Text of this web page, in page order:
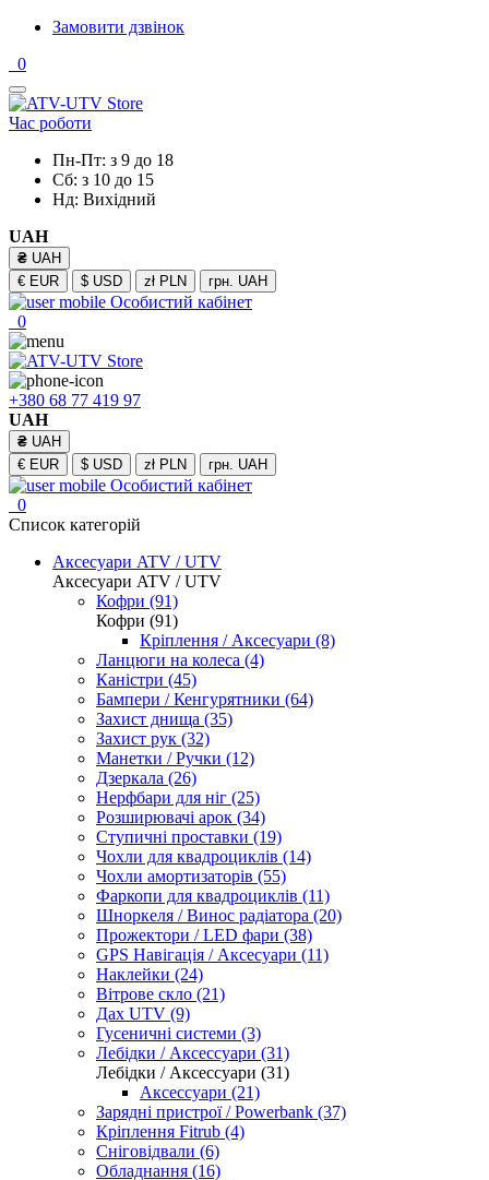
Замовити дзвінок
0
Час роботи
Пн-Пт: з 9 до 18
Сб: з 10 до 15
Нд: Вихідний
UAH
₴ UAH
€ EUR $ USD zł PLN грн. UAH
Особистий кабінет
0
+380 68 77 419 97
UAH
₴ UAH
€ EUR $ USD zł PLN грн. UAH
Особистий кабінет
0
Список категорій
Аксесуари ATV / UTV
Аксесуари ATV / UTV
Кофри (91)
Кофри (91)
Кріплення / Аксесуари (8)
Ланцюги на колеса (4)
Каністри (45)
Бампери / Кенгурятники (64)
Захист днища (35)
Захист рук (32)
Манетки / Ручки (12)
Дзеркала (26)
Нерфбари для ніг (25)
Розширювачі арок (34)
Ступичні проставки (19)
Чохли для квадроциклів (14)
Чохли амортизаторів (55)
Фаркопи для квадроциклів (11)
Шноркеля / Винос радіатора (20)
Прожектори / LED фари (38)
GPS Навігація / Аксесуари (11)
Наклейки (24)
Вітрове скло (21)
Дах UTV (9)
Гусеничні системи (3)
Лебідки / Аксессуари (31)
Лебідки / Аксессуари (31)
Аксессуари (21)
Зарядні пристрої / Powerbank (37)
Кріплення Fitrub (4)
Сніговідвали (6)
Обладнання (16)